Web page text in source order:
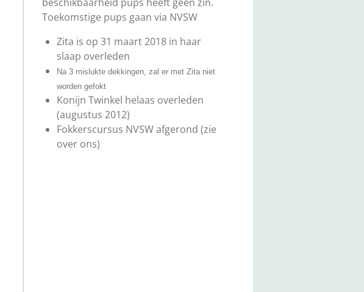
Toekomstige pups gaan via NVSW
Zita is op 31 maart 2018 in haar
slaap overleden
Na 3 mislukte dekkingen, zal er met Zita niet
worden gefokt
Konijn Twinkel helaas overleden
(augustus 2012)
Fokkerscursus NVSW afgerond (zie
over ons)